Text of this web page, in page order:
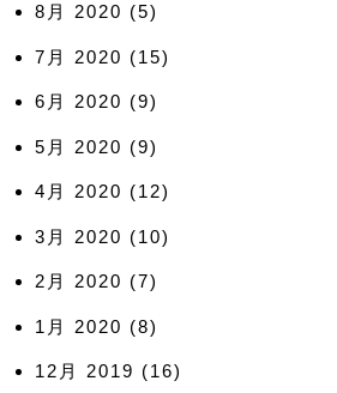
8月 2020 (5)
7月 2020 (15)
6月 2020 (9)
5月 2020 (9)
4月 2020 (12)
3月 2020 (10)
2月 2020 (7)
1月 2020 (8)
12月 2019 (16)